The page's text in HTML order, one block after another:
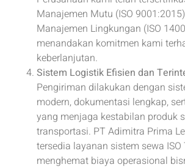
Manajemen Mutu (ISO
Manajemen Lingkungan (ISO
menandakan komitmen kami
keberlanjutan.
Sistem Logistik Efisien dan
Pengiriman dilakukan dengan
modern, dokumentasi lengkap,
yang menjaga kestabilan produk
transportasi. PT Adimitra Prima
tersedia layanan sistem sewa
menghemat biaya operasional